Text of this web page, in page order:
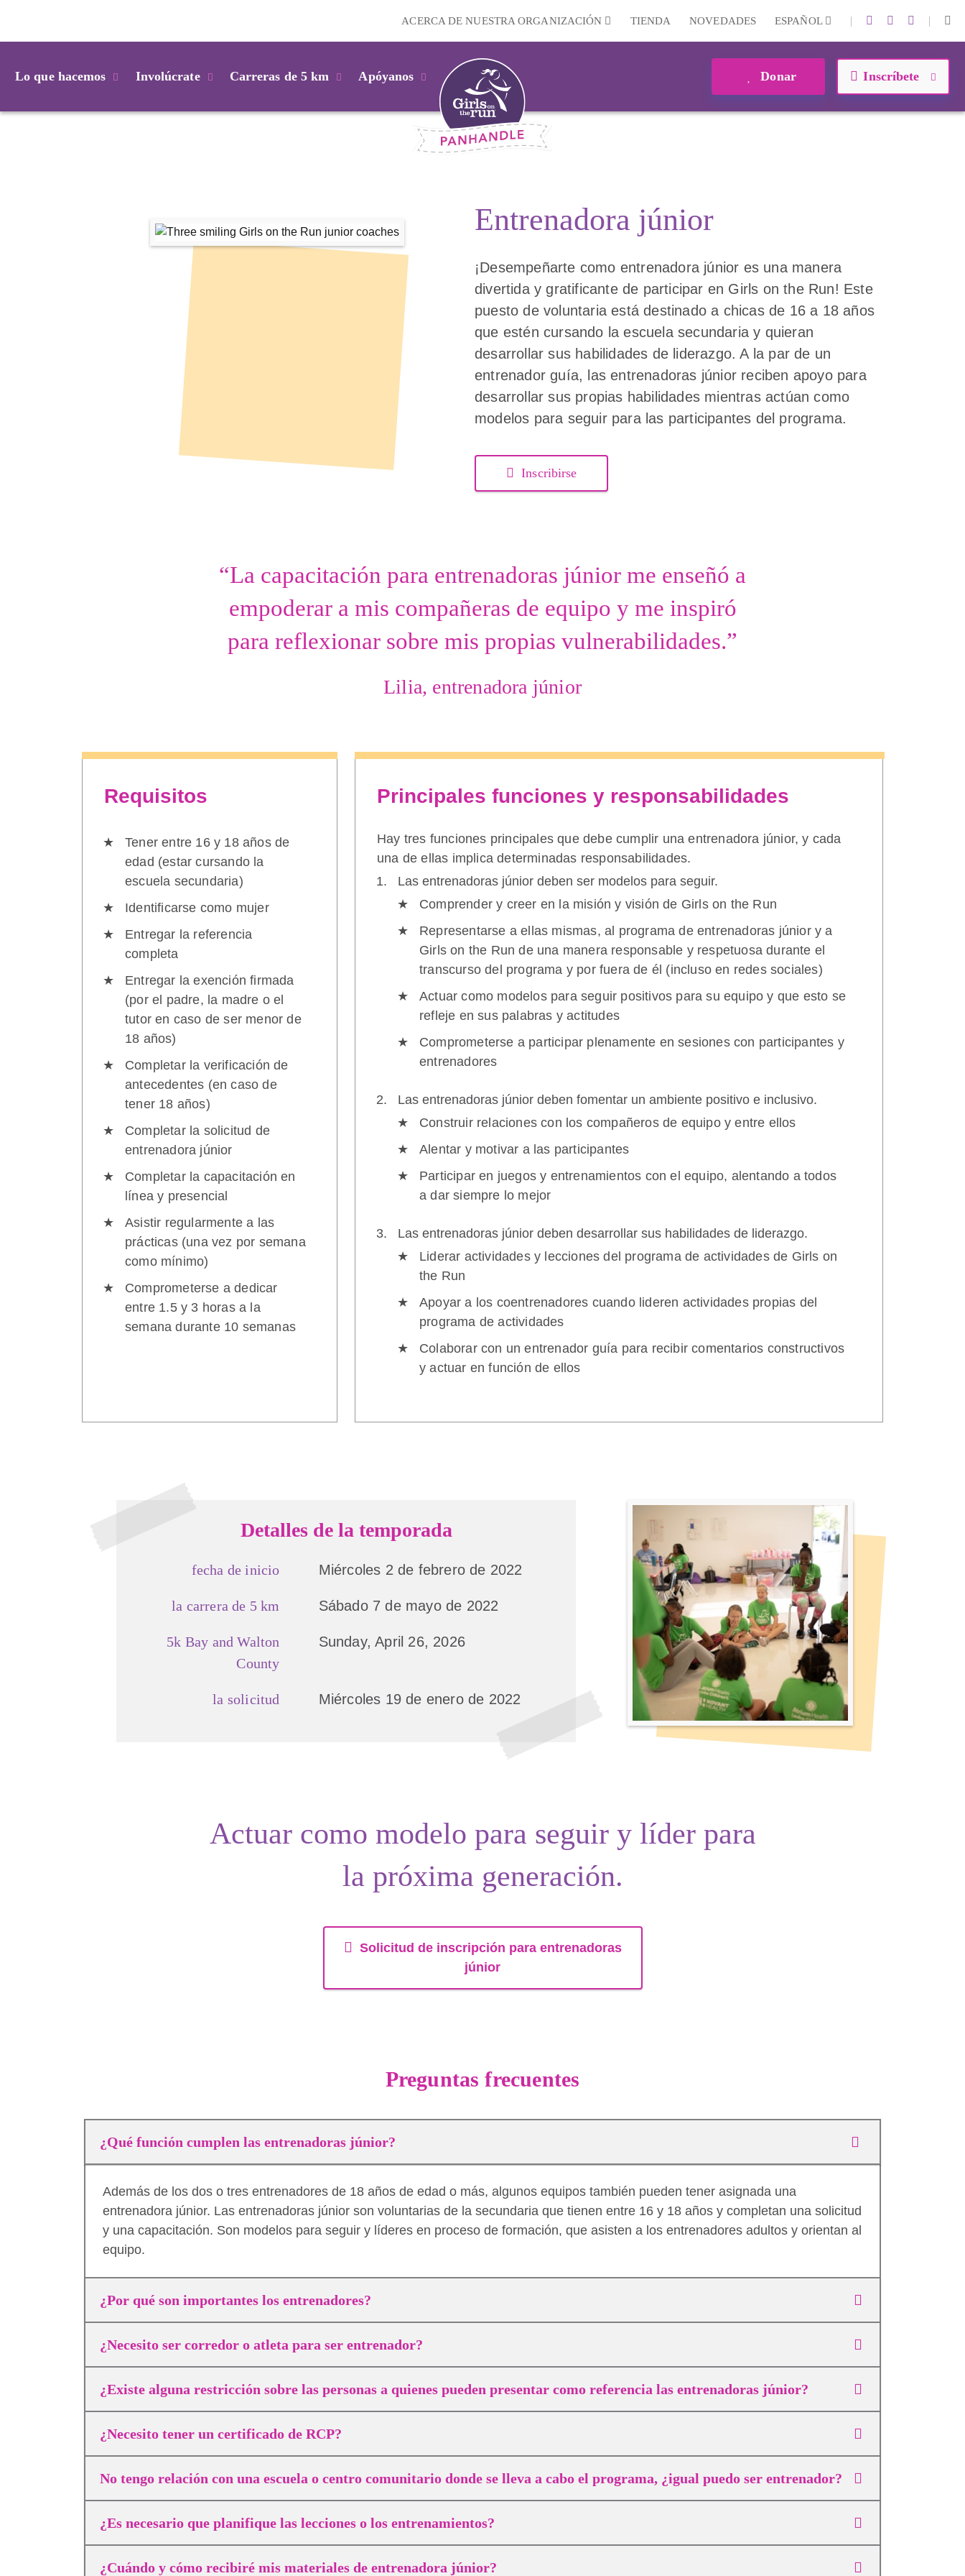
ACERCA DE NUESTRA ORGANIZACIÓN TIENDA NOVEDADES ESPAÑOL | |
Lo que hacemos Involúcrate Carreras de 5 km Apóyanos Donar Inscríbete
Entrenadora júnior
¡Desempeñarte como entrenadora júnior es una manera
divertida y gratificante de participar en Girls on the Run! Este
puesto de voluntaria está destinado a chicas de 16 a 18 años
que estén cursando la escuela secundaria y quieran
desarrollar sus habilidades de liderazgo. A la par de un
entrenador guía, las entrenadoras júnior reciben apoyo para
desarrollar sus propias habilidades mientras actúan como
modelos para seguir para las participantes del programa.
Inscribirse
“La capacitación para entrenadoras júnior me enseñó a
empoderar a mis compañeras de equipo y me inspiró
para reflexionar sobre mis propias vulnerabilidades.”
Lilia, entrenadora júnior
Requisitos
Tener entre 16 y 18 años de
edad (estar cursando la
escuela secundaria)
Identificarse como mujer
Entregar la referencia
completa
Entregar la exención firmada
(por el padre, la madre o el
tutor en caso de ser menor de
18 años)
Completar la verificación de
antecedentes (en caso de
tener 18 años)
Completar la solicitud de
entrenadora júnior
Completar la capacitación en
línea y presencial
Asistir regularmente a las
prácticas (una vez por semana
como mínimo)
Comprometerse a dedicar
entre 1.5 y 3 horas a la
semana durante 10 semanas
Principales funciones y responsabilidades
Hay tres funciones principales que debe cumplir una entrenadora júnior, y cada
una de ellas implica determinadas responsabilidades.
Las entrenadoras júnior deben ser modelos para seguir.
Comprender y creer en la misión y visión de Girls on the Run
Representarse a ellas mismas, al programa de entrenadoras júnior y a
Girls on the Run de una manera responsable y respetuosa durante el
transcurso del programa y por fuera de él (incluso en redes sociales)
Actuar como modelos para seguir positivos para su equipo y que esto se
refleje en sus palabras y actitudes
Comprometerse a participar plenamente en sesiones con participantes y
entrenadores
Las entrenadoras júnior deben fomentar un ambiente positivo e inclusivo.
Construir relaciones con los compañeros de equipo y entre ellos
Alentar y motivar a las participantes
Participar en juegos y entrenamientos con el equipo, alentando a todos
a dar siempre lo mejor
Las entrenadoras júnior deben desarrollar sus habilidades de liderazgo.
Liderar actividades y lecciones del programa de actividades de Girls on
the Run
Apoyar a los coentrenadores cuando lideren actividades propias del
programa de actividades
Colaborar con un entrenador guía para recibir comentarios constructivos
y actuar en función de ellos
Detalles de la temporada
fecha de inicio Miércoles 2 de febrero de 2022
la carrera de 5 km Sábado 7 de mayo de 2022
5k Bay and Walton
County
Sunday, April 26, 2026
la solicitud Miércoles 19 de enero de 2022
Actuar como modelo para seguiry líderpara
la próxima generación.
Solicitud de inscripción para entrenadoras
júnior
Preguntas frecuentes
¿Qué función cumplen las entrenadoras júnior?
Además de los dos o tres entrenadores de 18 años de edad o más, algunos equipos también pueden tener asignada una
entrenadora júnior. Las entrenadoras júnior son voluntarias de la secundaria que tienen entre 16 y 18 años y completan una solicitud
y una capacitación. Son modelos para seguir y líderes en proceso de formación, que asisten a los entrenadores adultos y orientan al
equipo.
¿Por qué son importantes los entrenadores?
¿Necesito ser corredor o atleta para ser entrenador?
¿Existe alguna restricción sobre las personas a quienes pueden presentar como referencia las entrenadoras júnior?
¿Necesito tener un certificado de RCP?
No tengo relación con una escuela o centro comunitario donde se lleva a cabo el programa, ¿igual puedo ser entrenador?
¿Es necesario que planifique las lecciones o los entrenamientos?
¿Cuándo y cómo recibiré mis materiales de entrenadora júnior?